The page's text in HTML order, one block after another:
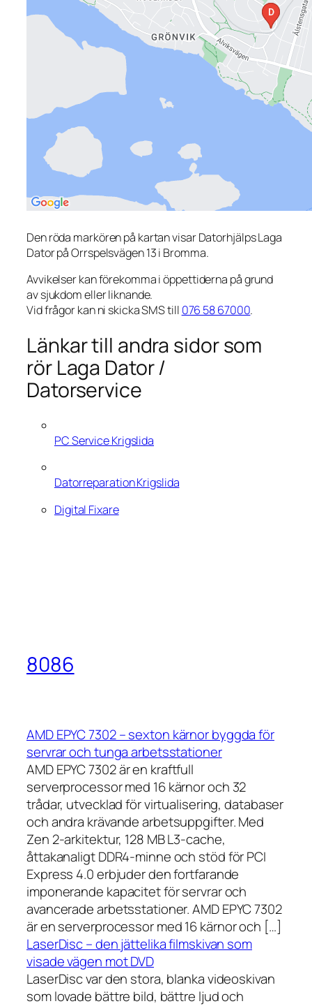
Den röda markören på kartan visar Datorhjälps Laga
Dator på Orrspelsvägen 13 i Bromma.
Avvikelser kan förekomma i öppettiderna på grund
av sjukdom eller liknande.
Vid frågor kan ni skicka SMS till 076 58 67000.
Länkar till andra sidor som
rör Laga Dator /
Datorservice
PC Service Krigslida
Datorreparation Krigslida
Digital Fixare
8086
AMD EPYC 7302 – sexton kärnor byggda för
servrar och tunga arbetsstationer
AMD EPYC 7302 är en kraftfull
serverprocessor med 16 kärnor och 32
trådar, utvecklad för virtualisering, databaser
och andra krävande arbetsuppgifter. Med
Zen 2-arkitektur, 128 MB L3-cache,
åttakanaligt DDR4-minne och stöd för PCI
Express 4.0 erbjuder den fortfarande
imponerande kapacitet för servrar och
avancerade arbetsstationer. AMD EPYC 7302
är en serverprocessor med 16 kärnor och […]
LaserDisc – den jättelika filmskivan som
visade vägen mot DVD
LaserDisc var den stora, blanka videoskivan
som lovade bättre bild, bättre ljud och